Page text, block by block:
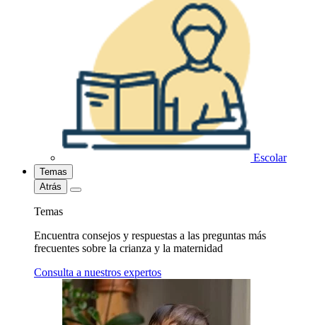
Escolar
Temas
Atrás
Temas
Encuentra consejos y respuestas a las preguntas más
frecuentes sobre la crianza y la maternidad
Consulta a nuestros expertos